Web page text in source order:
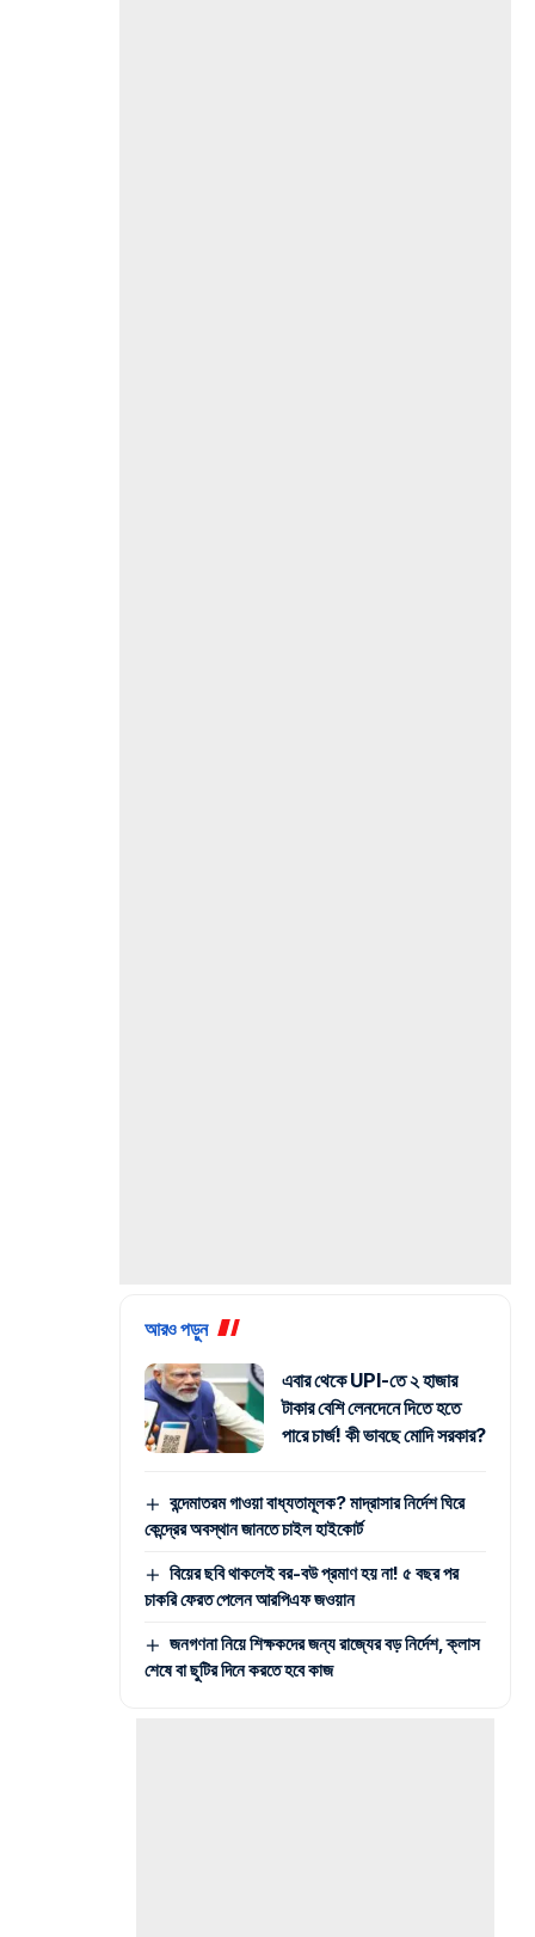
আরও পড়ুন
এবার থেকে UPI-তে ২ হাজার
টাকার বেশি লেনদেনে দিতে হতে
পারে চার্জ! কী ভাবছে মোদি সরকার?
বন্দেমাতরম গাওয়া বাধ্যতামূলক? মাদ্রাসার নির্দেশ ঘিরে
কেন্দ্রের অবস্থান জানতে চাইল হাইকোর্ট
বিয়ের ছবি থাকলেই বর-বউ প্রমাণ হয় না! ৫ বছর পর
চাকরি ফেরত পেলেন আরপিএফ জওয়ান
জনগণনা নিয়ে শিক্ষকদের জন্য রাজ্যের বড় নির্দেশ, ক্লাস
শেষে বা ছুটির দিনে করতে হবে কাজ